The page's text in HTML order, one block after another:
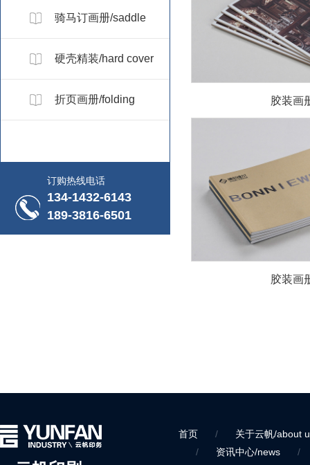
骑马订画册/saddle
硬壳精装/hard cover
折页画册/folding
订购热线电话
134-1432-6143
189-3816-6501
胶装画
胶装画
首页 /
关于云帆/about
/
资讯中心/news /